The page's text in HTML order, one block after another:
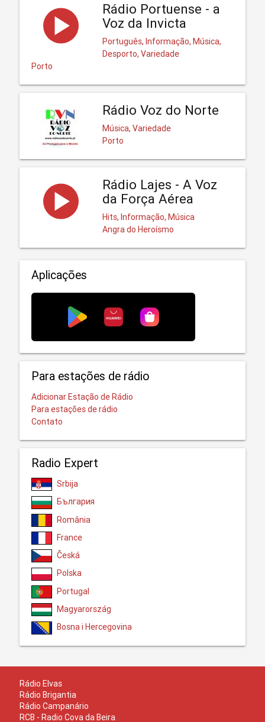
Rádio Portuense - a
Voz da Invicta
Português, Informação, Música,
Desporto, Variedade
Porto
Rádio Voz do Norte
Música, Variedade
Porto
Rádio Lajes - A Voz
da Força Aérea
Hits, Informação, Música
Angra do Heroísmo
Aplicações
Para estações de rádio
Adicionar Estação de Rádio
Para estações de rádio
Contato
Radio Expert
Srbija
България
România
France
Česká
Polska
Portugal
Magyarország
Bosna i Hercegovina
Rádio Elvas
Rádio Brigantia
Rádio Campanário
RCB - Radio Cova da Beira